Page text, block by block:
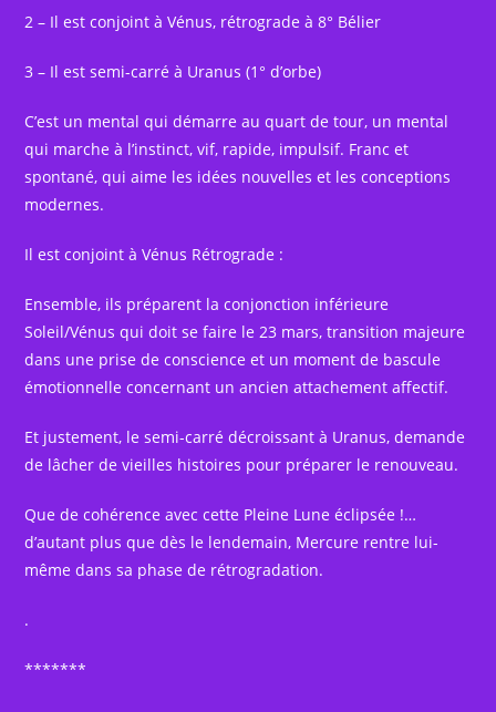
2 – Il est conjoint à Vénus, rétrograde à 8° Bélier
3 – Il est semi-carré à Uranus (1° d’orbe)
C’est un mental qui démarre au quart de tour, un mental
qui marche à l’instinct, vif, rapide, impulsif. Franc et
spontané, qui aime les idées nouvelles et les conceptions
modernes.
Il est conjoint à Vénus Rétrograde :
Ensemble, ils préparent la conjonction inférieure
Soleil/Vénus qui doit se faire le 23 mars, transition majeure
dans une prise de conscience et un moment de bascule
émotionnelle concernant un ancien attachement affectif.
Et justement, le semi-carré décroissant à Uranus, demande
de lâcher de vieilles histoires pour préparer le renouveau.
Que de cohérence avec cette Pleine Lune éclipsée !…
d’autant plus que dès le lendemain, Mercure rentre lui-
même dans sa phase de rétrogradation.
.
*******